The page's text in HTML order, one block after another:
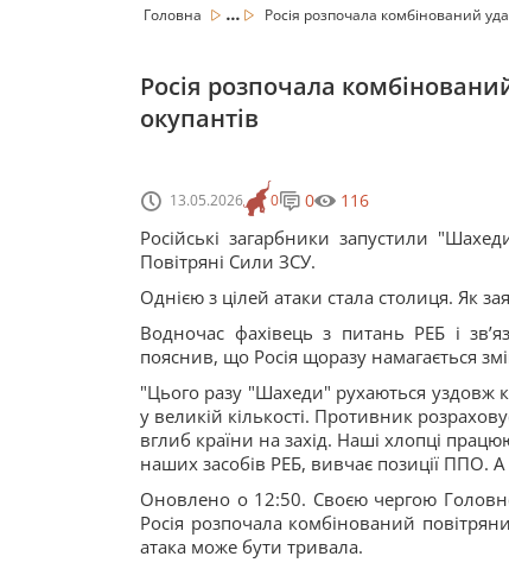
Головна ... Росія розпочала комбінований
Росія розпочала
окупантів
13.05.2026 0 0 116
Російські загарбники запустили
Повітряні Сили ЗСУ.
Однією з цілей атаки стала столиця. Як
Водночас фахівець з питань РЕБ і
пояснив, що Росія щоразу намагається
"Цього разу "Шахеди" рухаються уздовж
у великій кількості. Противник
вглиб країни на захід. Наші хлопці
наших засобів РЕБ, вивчає позиції ППО.
Оновлено о 12:50. Своєю чергою
Росія розпочала комбінований
атака може бути тривала.